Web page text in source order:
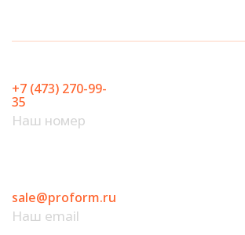
+7 (473) 270-99-
35
Наш номер
sale@proform.ru
Наш email